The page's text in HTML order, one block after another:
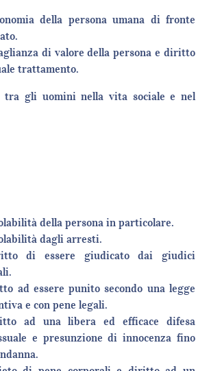
della persona umana di fronte
di valore della persona e diritto
trattamento.
gli uomini nella vita sociale e nel
della persona in particolare.
dagli arresti.
di essere giudicato dai giudici
ad essere punito secondo una legge
e con pene legali.
ad una libera ed efficace difesa
e presunzione di innocenza fino